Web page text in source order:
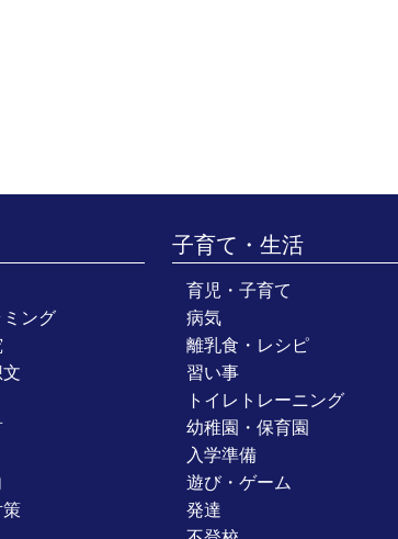
ング
策
子育て・生活
育児・子育て
病気
離乳食・レシピ
習い事
トイレトレーニング
幼稚園・保育園
入学準備
遊び・ゲーム
発達